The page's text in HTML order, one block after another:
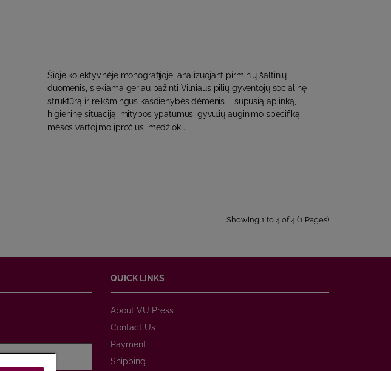
Šioje kolektyvinėje monografijoje, analizuojant pirminių šaltinių
duomenis, siekiama geriau pažinti Vilniaus pilių gyventojų socialinę
struktūrą ir reikšmingus kasdienybės dėmenis – supusią aplinką,
higieninę situaciją, mitybos ypatumus, gyvulių auginimo specifiką,
mėsos vartojimo įpročius, medžiokl..
Showing 1 to 4 of 4 (1 Pages)
QUICK LINKS
About VU Press
Contact Us
Payment
Shipping